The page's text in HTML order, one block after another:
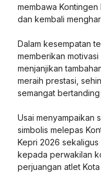
membawa
dan kembali
Dalam kesempatan
memberikan
menjanjikan
meraih prestasi,
semangat
Usai menyampaikan
simbolis melepas
Kepri 2026
kepada perwakilan
perjuangan atlet Kota